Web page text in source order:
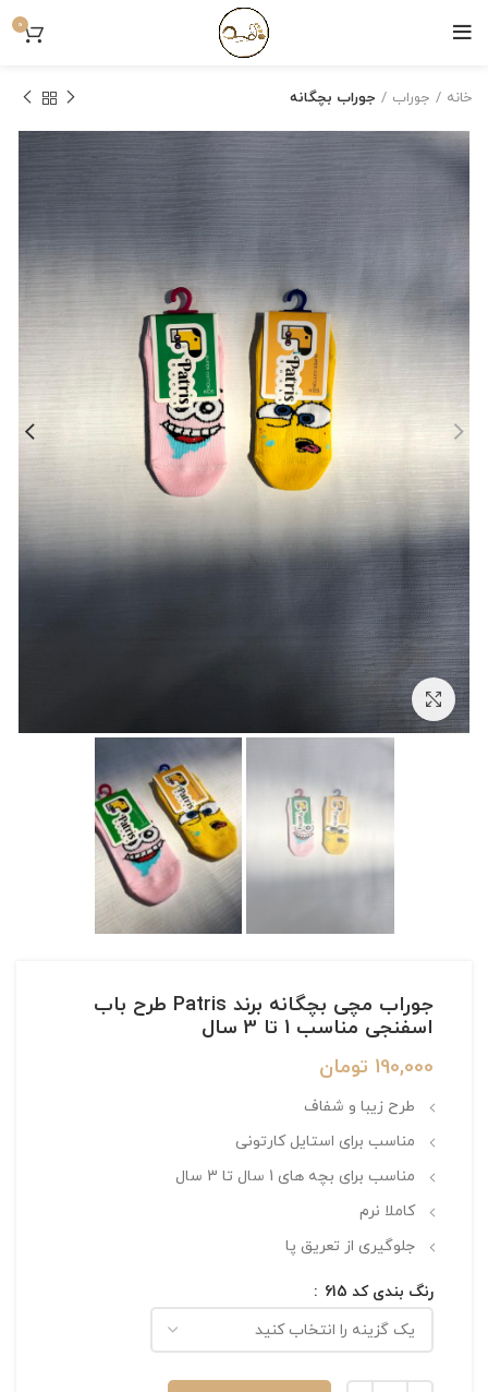
0
خانه جوراب جوراب بچگانه
بزرگنمایی تصویر
جوراب مچی بچگانه برند Patris طرح باب
اسفنجی مناسب 1 تا 3 سال
190,000 تومان
طرح زیبا و شفاف
مناسب برای استایل کارتونی
مناسب برای بچه های 1 سال تا 3 سال
کاملا نرم
جلوگیری از تعریق پا
رنگ بندی کد 615